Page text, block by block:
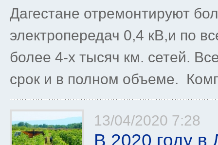
Дагестане отремонтируют
электропередач 0,4 кВ,и по
более 4-х тысяч км. сетей.
срок и в полном объеме.
13/04/2020 7:28
В 2020 году в